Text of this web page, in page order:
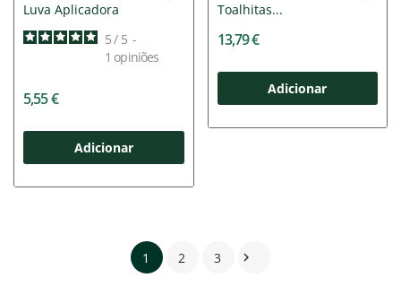
Luva Aplicadora
5/ 5 -
1 opiniões
5,55 €
Adicionar
Toalhitas...
13,79 €
Adicionar
1 2 3 